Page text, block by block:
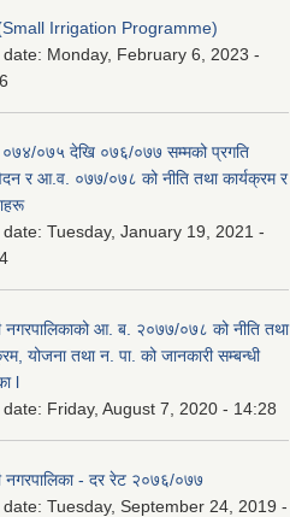
Irrigation Programme)
date: Monday, February 6, 2023 -
०७५ देखि ०७६/०७७ सम्मको प्रगति
र आ.व. ०७७/०७८ को नीति तथा कार्यक्रम र
date: Tuesday, January 19, 2021 -
नगरपालिकाको आ. ब. २०७७/०७८ को नीति तथा
योजना तथा न. पा. को जानकारी सम्बन्धी
l
date: Friday, August 7, 2020 - 14:28
नगरपालिका - दर रेट २०७६/०७७
date: Tuesday, September 24, 2019 -